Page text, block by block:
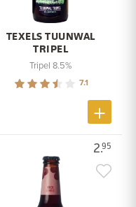
TEXELS TUUNWAL
TRIPEL
Tripel 8.5%
7.1
2.95